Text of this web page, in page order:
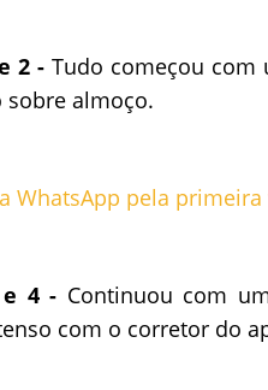
2 - Tudo começou com
sobre almoço.
4 - Continuou com
com o corretor do